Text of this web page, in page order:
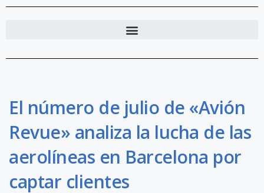
El número de julio de «Avión
Revue» analiza la lucha de las
aerolíneas en Barcelona por
captar clientes